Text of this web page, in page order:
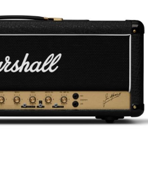
パーカッション
電子ピアノ
その他楽器